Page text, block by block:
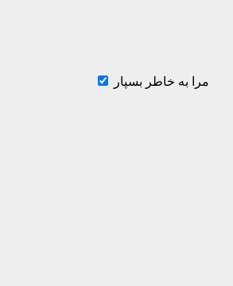
مرا به خاطر بسپار